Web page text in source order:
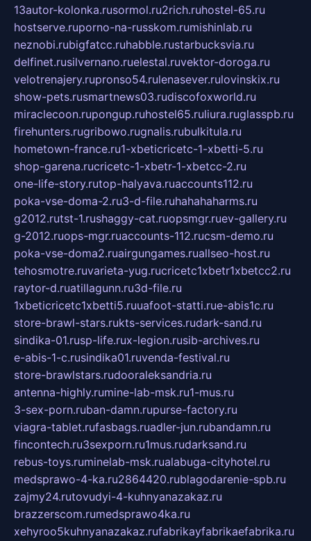
13autor-kolonka.rusormol.ru2rich.ruhostel-65.ru
hostserve.ruporno-na-russkom.rumishinlab.ru
neznobi.rubigfatcc.ruhabble.rustarbucksvia.ru
delfinet.rusilvernano.ruelestal.ruvektor-doroga.ru
velotrenajery.rupronso54.rulenasever.rulovinskix.ru
show-pets.rusmartnews03.rudiscofoxworld.ru
miraclecoon.rupongup.ruhostel65.ruliura.ruglasspb.ru
firehunters.rugribowo.rugnalis.rubulkitula.ru
hometown-france.ru1-xbeticricetc-1-xbetti-5.ru
shop-garena.rucricetc-1-xbetr-1-xbetcc-2.ru
one-life-story.rutop-halyava.ruaccounts112.ru
poka-vse-doma-2.ru3-d-file.ruhahahaharms.ru
g2012.rutst-1.rushaggy-cat.ruopsmgr.ruev-gallery.ru
g-2012.ruops-mgr.ruaccounts-112.rucsm-demo.ru
poka-vse-doma2.ruairgungames.ruallseo-host.ru
tehosmotre.ruvarieta-yug.rucricetc1xbetr1xbetcc2.ru
raytor-d.ruatillagunn.ru3d-file.ru
1xbeticricetc1xbetti5.ruuafoot-statti.rue-abis1c.ru
store-brawl-stars.rukts-services.rudark-sand.ru
sindika-01.rusp-life.rux-legion.rusib-archives.ru
e-abis-1-c.rusindika01.ruvenda-festival.ru
store-brawlstars.rudooraleksandria.ru
antenna-highly.rumine-lab-msk.ru1-mus.ru
3-sex-porn.ruban-damn.rupurse-factory.ru
viagra-tablet.rufasbags.ruadler-jun.rubandamn.ru
fincontech.ru3sexporn.ru1mus.rudarksand.ru
rebus-toys.ruminelab-msk.rualabuga-cityhotel.ru
medsprawo-4-ka.ru2864420.rublagodarenie-spb.ru
zajmy24.rutovudyi-4-kuhnyanazakaz.ru
brazzerscom.rumedsprawo4ka.ru
xehyroo5kuhnyanazakaz.rufabrikayfabrikaefabrika.ru